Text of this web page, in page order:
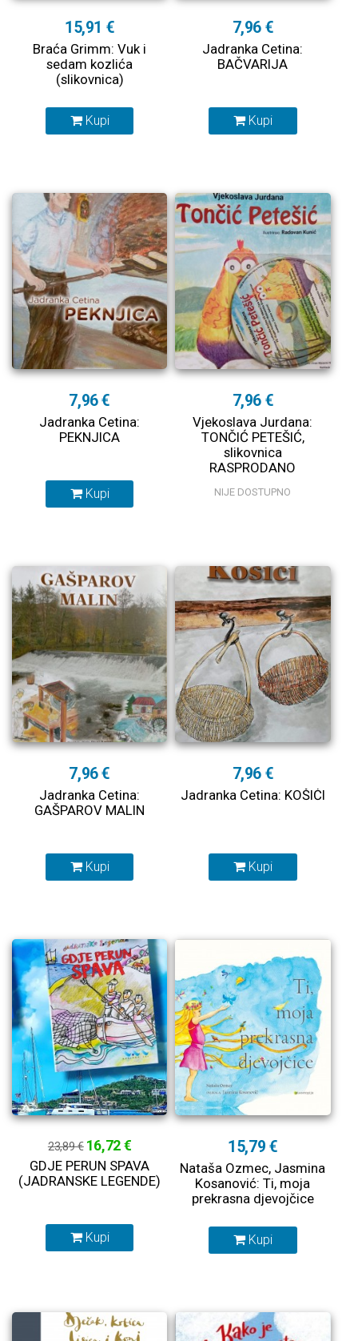
15,91 €
Braća Grimm: Vuk i
sedam kozlića
(slikovnica)
Kupi
7,96 €
Jadranka Cetina:
BAČVARIJA
Kupi
7,96 €
Jadranka Cetina:
PEKNJICA
Kupi
7,96 €
Vjekoslava Jurdana:
TONČIĆ PETEŠIĆ,
slikovnica
RASPRODANO
NIJE DOSTUPNO
7,96 €
Jadranka Cetina:
GAŠPAROV MALIN
Kupi
7,96 €
Jadranka Cetina: KOŠIĆI
Kupi
23,89 € 16,72 €
GDJE PERUN SPAVA
(JADRANSKE LEGENDE)
Kupi
15,79 €
Nataša Ozmec, Jasmina
Kosanović: Ti, moja
prekrasna djevojčice
Kupi